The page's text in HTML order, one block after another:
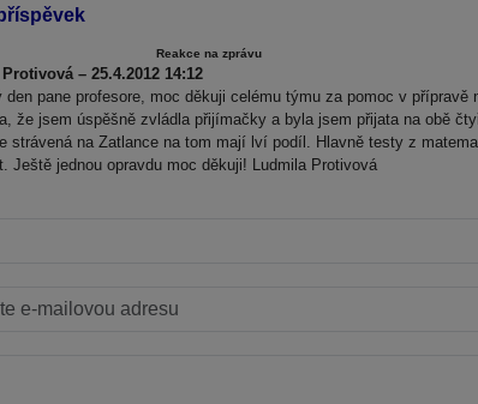
Reakce na zprávu
– 25.4.2012 14:12
den pane profesore, moc děkuji celému týmu za pomoc v
že jsem úspěšně zvládla přijímačky a byla jsem přijata na obě
strávená na Zatlance na tom mají lví podíl. Hlavně testy z
Ještě jednou opravdu moc děkuji! Ludmila Protivová